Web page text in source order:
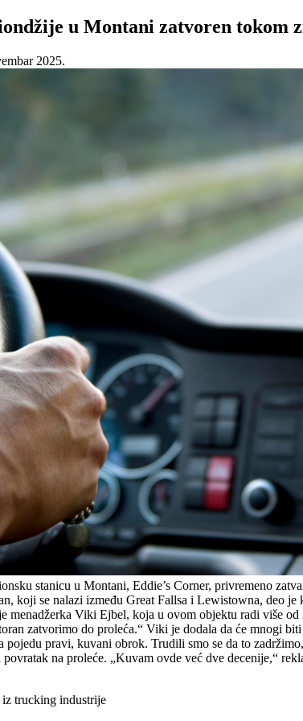
u Montani zatvoren tokom
2025.
stanicu u Montani, Eddie’s Corner, privremeno
koji se nalazi između Great Fallsa i Lewistowna, deo
menadžerka Viki Ejbel, koja u ovom objektu radi više
zatvorimo do proleća.“ Viki je dodala da će mnogi
pojedu pravi, kuvani obrok. Trudili smo se da to
povratak na proleće. „Kuvam ovde već dve decenije,“
trucking industrije